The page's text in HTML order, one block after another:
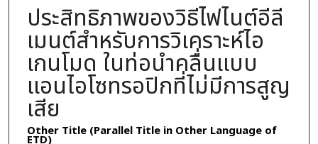
ประสิทธิภาพของวิธีไฟไนต์อีลี
เมนต์สำหรับการวิเคราะห์ไอ
เกนโมด ในท่อนำคลื่นแบบ
แอนไอโซทรอปิกที่ไม่มีการสูญ
เสีย
Other Title (Parallel Title in Other Language of
ETD)